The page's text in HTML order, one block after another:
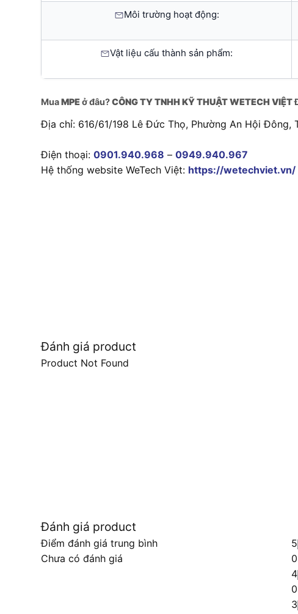
Môi trường hoạt động:
Vật liệu cấu thành sản phẩm:
MuaMPEở đâu?CÔNG TY TNHH KỸ THUẬT WETECH VIỆT
Địa chỉ: 616/61/198 Lê Đức Thọ, Phường An Hội Đông,
Điện thoại: 0901.940.968 – 0949.940.967
Hệ thống website WeTech Việt: https://wetechviet.vn/
Đánh giá product
Product Not Found
Đánh giá product
Điểm đánh giá trung bình
Chưa có đánh giá
5
0
4
0
3